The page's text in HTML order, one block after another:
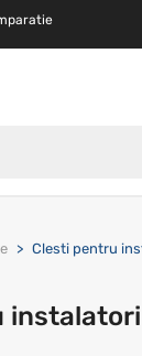
Clesti pentru
instalatori